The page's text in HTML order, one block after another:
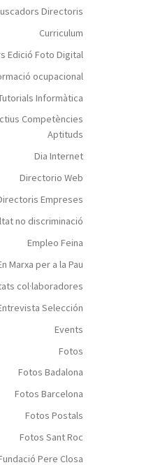
Directoris
Curriculum
Edició Foto Digital
ocupacional
Informàtica
Competències
Aptituds
Dia Internet
Directorio Web
Empreses
no discriminació
Empleo Feina
Marxa per a la Pau
col·laboradores
Selección
Events
Fotos
Fotos Badalona
Fotos Barcelona
Fotos Postals
Fotos Sant Roc
Pere Closa